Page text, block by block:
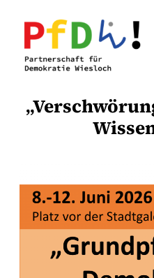
Inhalt
springen